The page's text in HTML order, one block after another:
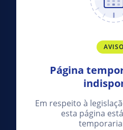
AVISO
Página
Em respeito à
esta página